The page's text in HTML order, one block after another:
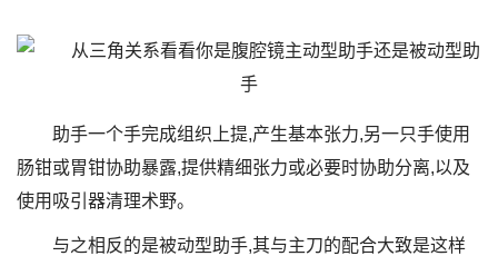
助手一个手完成组织上提,产生基本张力,另一只手使用
肠钳或胃钳协助暴露,提供精细张力或必要时协助分离,以及
使用吸引器清理术野。
与之相反的是被动型助手,其与主刀的配合大致是这样